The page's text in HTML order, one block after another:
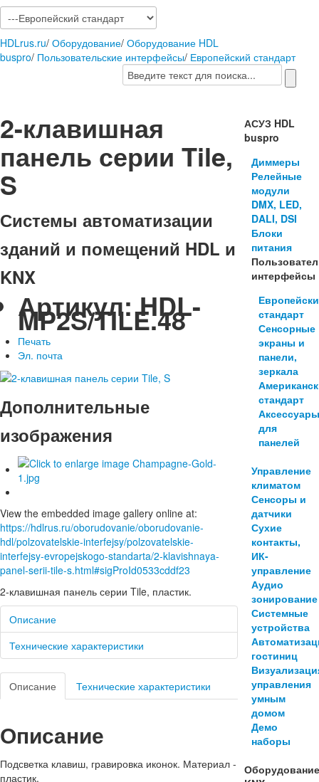
HDLrus.ru/ Оборудование/ Оборудование HDL
buspro/ Пользовательские интерфейсы/ Европейский стандарт
2-клавишная
панель серии Tile,
S
Системы автоматизации
зданий и помещений HDL и
KNX
Артикул: HDL-
MP2S/TILE.48
Печать
Эл. почта
Дополнительные
изображения
View the embedded image gallery online at:
https://hdlrus.ru/oborudovanie/oborudovanie-
hdl/polzovatelskie-interfejsy/polzovatelskie-
interfejsy-evropejskogo-standarta/2-klavishnaya-
panel-serii-tile-s.html#sigProId0533cddf23
2-клавишная панель серии Tile, пластик.
Описание
Технические характеристики
Описание Технические характеристики
Описание
Подсветка клавиш, гравировка иконок. Материал -
пластик.
АСУЗ HDL
buspro
Диммеры
Релейные
модули
DMX, LED,
DALI, DSI
Блоки
питания
интерфейсы
стандарт
Сенсорные
экраны и
панели,
зеркала
стандарт
для
панелей
Управление
климатом
Сенсоры и
датчики
Сухие
контакты,
ИК-
управление
Аудио
зонирование
Системные
устройства
гостиниц
управления
умным
домом
Демо
наборы